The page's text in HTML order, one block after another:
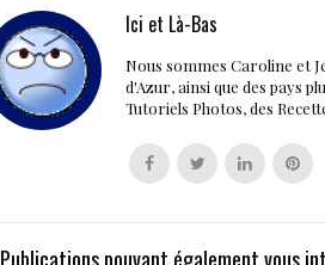
Ici et Là-Bas
Nous sommes Caroline et
d'Azur, ainsi que des pays
Tutoriels Photos, des
Follow
us
Follow
us
Follow
us us